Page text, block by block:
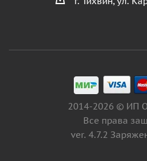
2014-2026 © ИП
Все права
ver. 4.7.2